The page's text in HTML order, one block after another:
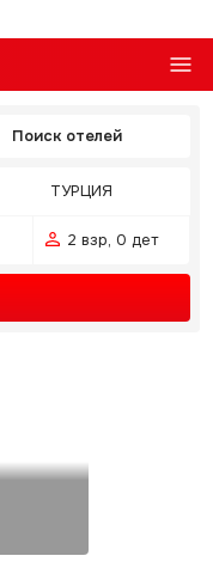
Поиск отелей
ТУРЦИЯ
2 взр, 0 дет